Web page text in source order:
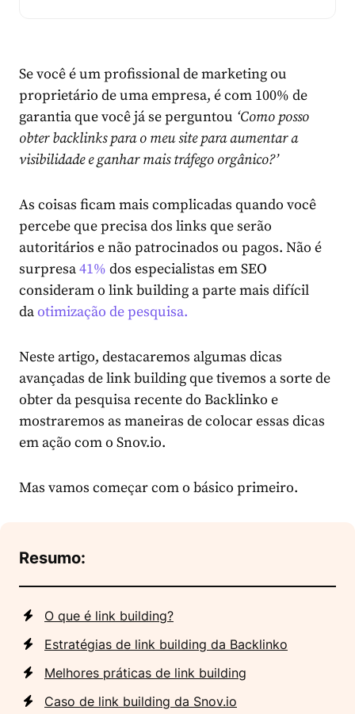
Se você é um profissional de marketing ou
proprietário de uma empresa, é com 100% de
garantia que você já se perguntou ‘Como posso
obter backlinks para o meu site para aumentar a
visibilidade e ganhar mais tráfego orgânico?’
As coisas ficam mais complicadas quando você
percebe que precisa dos links que serão
autoritários e não patrocinados ou pagos. Não é
surpresa41% dos especialistas em SEO
consideram o link building a parte mais difícil
daotimização de pesquisa.
Neste artigo, destacaremos algumas dicas
avançadas de link building que tivemos a sorte de
obter da pesquisa recente do Backlinko e
mostraremos as maneiras de colocar essas dicas
em ação com o Snov.io.
Mas vamos começar com o básico primeiro.
Resumo:
O que é link building?
Estratégias de link building da Backlinko
Melhores práticas de link building
Caso de link building da Snov.io